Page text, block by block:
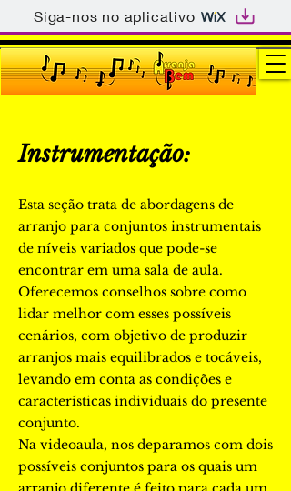
Siga-nos no aplicativo
Instrumentação:
Esta seção trata de abordagens de
arranjo para conjuntos instrumentais
de níveis variados que pode-se
encontrar em uma sala de aula.
Oferecemos conselhos sobre como
lidar melhor com esses possíveis
cenários, com objetivo de produzir
arranjos mais equilibrados e tocáveis,
levando em conta as condições e
características individuais do presente
conjunto.
Na videoaula, nos deparamos com dois
possíveis conjuntos para os quais um